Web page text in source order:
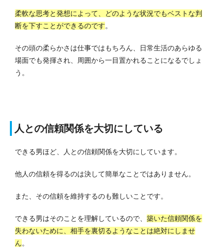
柔軟な思考と発想によって、どのような状況でもベストな判
断を下すことができるのです。
その頭の柔らかさは仕事ではもちろん、日常生活のあらゆる
場面でも発揮され、周囲から一目置かれることになるでしょ
う。
人との信頼関係を大切にしている
できる男ほど、人との信頼関係を大切にしています。
他人の信頼を得るのは決して簡単なことではありません。
また、その信頼を維持するのも難しいことです。
できる男はそのことを理解しているので、 築いた信頼関係を
失わないために、相手を裏切るようなことは絶対にしませ
ん。